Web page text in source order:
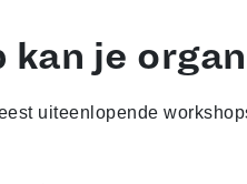
kan je
uiteenlopende